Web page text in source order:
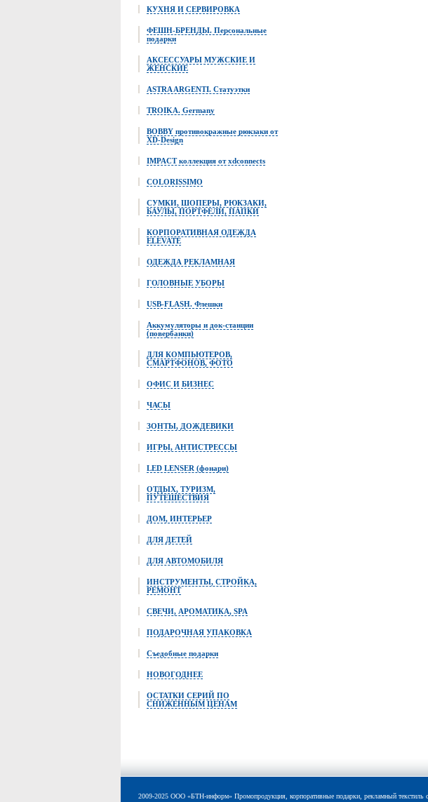
КУХНЯ И СЕРВИРОВКА
ФЕШН-БРЕНДЫ. Персональные
подарки
АКСЕССУАРЫ МУЖСКИЕ И
ЖЕНСКИЕ
ASTRA ARGENTI. Статуэтки
TROIKA. Germany
BOBBY противокражные рюкзаки от
XD-Design
IMPACT коллекция от xdconnects
COLORISSIMO
СУМКИ, ШОПЕРЫ, РЮКЗАКИ,
БАУЛЫ, ПОРТФЕЛИ, ПАПКИ
КОРПОРАТИВНАЯ ОДЕЖДА
ELEVATE
ОДЕЖДА РЕКЛАМНАЯ
ГОЛОВНЫЕ УБОРЫ
USB-FLASH. Флешки
Аккумуляторы и док-станции
(повербанки)
ДЛЯ КОМПЬЮТЕРОВ,
СМАРТФОНОВ, ФОТО
ОФИС И БИЗНЕС
ЧАСЫ
ЗОНТЫ, ДОЖДЕВИКИ
ИГРЫ, АНТИСТРЕССЫ
LED LENSER (фонари)
ОТДЫХ, ТУРИЗМ,
ПУТЕШЕСТВИЯ
ДОМ, ИНТЕРЬЕР
ДЛЯ ДЕТЕЙ
ДЛЯ АВТОМОБИЛЯ
ИНСТРУМЕНТЫ, СТРОЙКА,
РЕМОНТ
СВЕЧИ, АРОМАТИКА, SPA
ПОДАРОЧНАЯ УПАКОВКА
Съедобные подарки
НОВОГОДНЕЕ
ОСТАТКИ СЕРИЙ ПО
СНИЖЕННЫМ ЦЕНАМ
2009-2025 ООО «БТН-информ» Промопродукция, корпоративные подарки, рекламный текстиль